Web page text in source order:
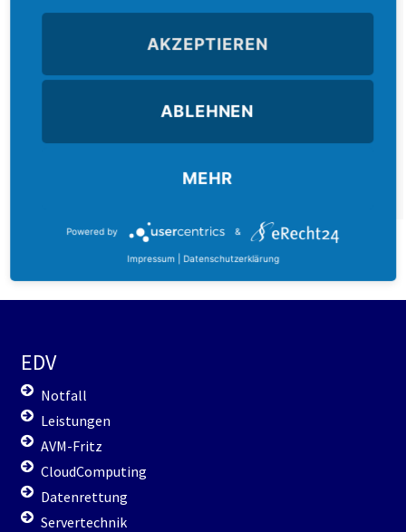
WLAN Ausleuchtung und Messung der Verfügbarkeit
(Innen- & Aussenbereiche)
Konfiguration der gesamten Hardware inkl. Errichtung
der Hotspots für Mitarbeiter, Gäste oder Kunden
SmartHome Hardware Installation, Konfiguration &
EDV
Notfall
Leistungen
AVM-Fritz
CloudComputing
Datenrettung
Servertechnik
AKZEPTIEREN
ABLEHNEN
MEHR
Powered by &
Impressum Datenschutzerklärung